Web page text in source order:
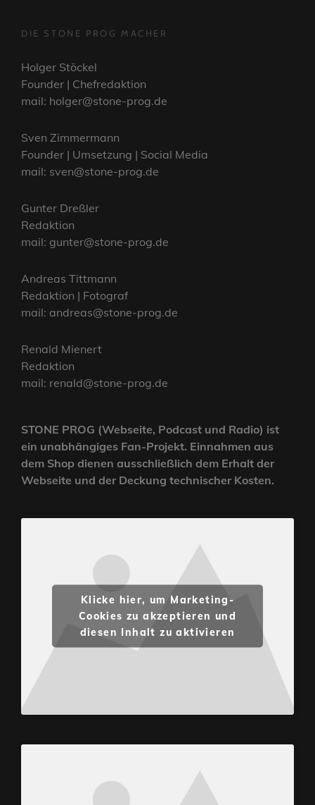
DIE STONE PROG MACHER
Holger Stöckel
Founder | Chefredaktion
mail: holger@stone-prog.de
Sven Zimmermann
Founder | Umsetzung | Social Media
mail: sven@stone-prog.de
Gunter Dreßler
Redaktion
mail: gunter@stone-prog.de
Andreas Tittmann
Redaktion | Fotograf
mail: andreas@stone-prog.de
Renald Mienert
Redaktion
mail: renald@stone-prog.de
STONE PROG (Webseite, Podcast und Radio) ist
ein unabhängiges Fan-Projekt. Einnahmen aus
dem Shop dienen ausschließlich dem Erhalt der
Webseite und der Deckung technischer Kosten.
Klicke hier, um Marketing-
Cookies zu akzeptieren und
diesen Inhalt zu aktivieren